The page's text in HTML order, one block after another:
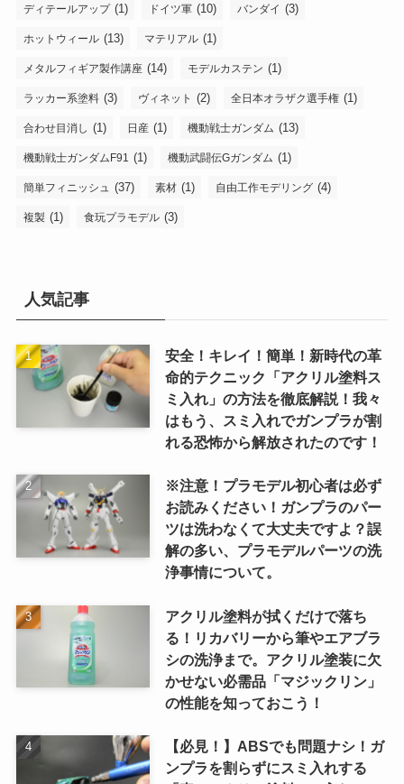
ディテールアップ(1) ドイツ軍 (10) バンダイ (3)
ホットウィール (13) マテリアル (1)
メタルフィギア製作講座 (14) モデルカステン (1)
ラッカー系塗料 (3) ヴィネット (2) 全日本オラザク選手権 (1)
合わせ目消し (1) 日産 (1) 機動戦士ガンダム (13)
機動戦士ガンダムF91 (1) 機動武闘伝Gガンダム (1)
簡単フィニッシュ (37) 素材 (1) 自由工作モデリング (4)
複製 (1) 食玩プラモデル (3)
人気記事
安全！キレイ！簡単！新時代の革
命的テクニック「アクリル塗料ス
ミ入れ」の方法を徹底解説！我々
はもう、スミ入れでガンプラが割
れる恐怖から解放されたのです！
※注意！プラモデル初心者は必ず
お読みください！ガンプラのパー
ツは洗わなくて大丈夫ですよ？誤
解の多い、プラモデルパーツの洗
浄事情について。
アクリル塗料が拭くだけで落ち
る！リカバリーから筆やエアブラ
シの洗浄まで。アクリル塗装に欠
かせない必需品「マジックリン」
の性能を知っておこう！
【必見！】ABSでも問題ナシ！ガ
ンプラを割らずにスミ入れする